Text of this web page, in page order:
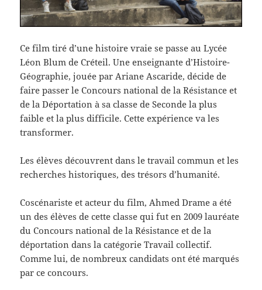
Ce film tiré d’une histoire vraie se passe au Lycée
Léon Blum de Créteil. Une enseignante d’Histoire-
Géographie, jouée par Ariane Ascaride, décide de
faire passer le Concours national de la Résistance et
de la Déportation à sa classe de Seconde la plus
faible et la plus difficile. Cette expérience va les
transformer.
Les élèves découvrent dans le travail commun et les
recherches historiques, des trésors d’humanité.
Coscénariste et acteur du film, Ahmed Drame a été
un des élèves de cette classe qui fut en 2009 lauréate
du Concours national de la Résistance et de la
déportation dans la catégorie Travail collectif.
Comme lui, de nombreux candidats ont été marqués
par ce concours.